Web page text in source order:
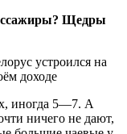
Щедры
иногда 5—7. А
ничего не дают,